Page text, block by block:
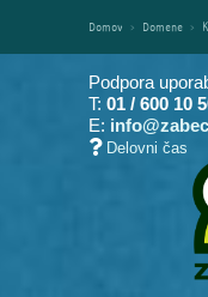
Domov › Domene ›
Podpora
T: 01 / 600 10
E:
Delovni čas